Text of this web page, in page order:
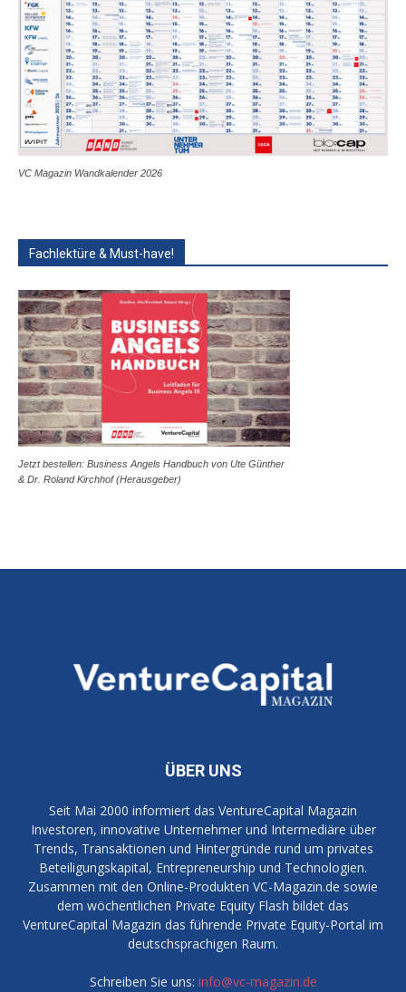
VC Magazin Wandkalender 2026
Fachlektüre & Must-have!
Jetzt bestellen: Business Angels Handbuch von Ute Günther
& Dr. Roland Kirchhof (Herausgeber)
ÜBER UNS
Seit Mai 2000 informiert das VentureCapital Magazin
Investoren, innovative Unternehmer und Intermediäre über
Trends, Transaktionen und Hintergründe rund um privates
Beteiligungskapital, Entrepreneurship und Technologien.
Zusammen mit den Online-Produkten VC-Magazin.de sowie
dem wöchentlichen Private Equity Flash bildet das
VentureCapital Magazin das führende Private Equity-Portal im
deutschsprachigen Raum.
Schreiben Sie uns: info@vc-magazin.de